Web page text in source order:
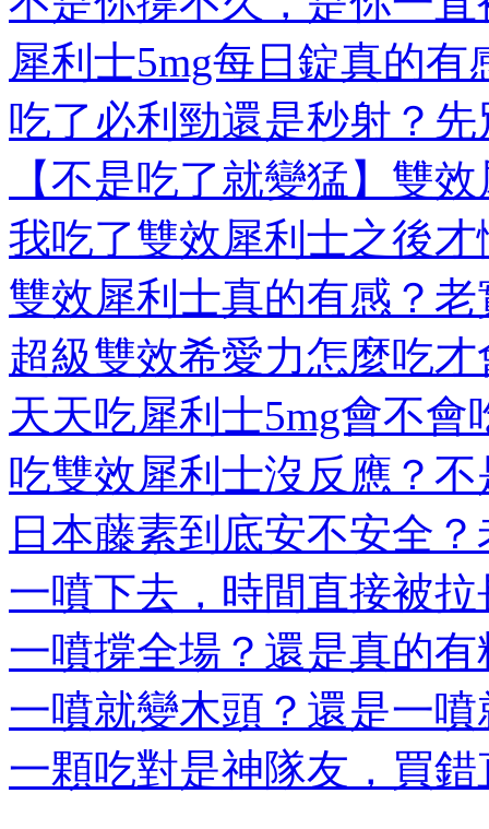
犀利士5mg每日錠真的有
吃了必利勁還是秒射？
【不是吃了就變猛】雙
我吃了雙效犀利士之後
雙效犀利士真的有感？
超級雙效希愛力怎麼吃
天天吃犀利士5mg會不會
吃雙效犀利士沒反應？
日本藤素到底安不安全
一噴下去，時間直接被
一噴撐全場？還是真的
一噴就變木頭？還是一
一顆吃對是神隊友，買